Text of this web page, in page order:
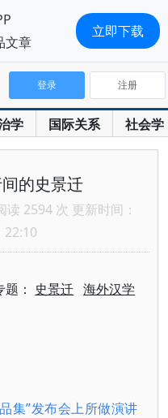
学 国际关系 社会学
登录 注册
的史景迁
读 2594 次 更新时间：
22:10
： 史景迁 海外汉学
集”发布会上所做演讲
文章
立即下载